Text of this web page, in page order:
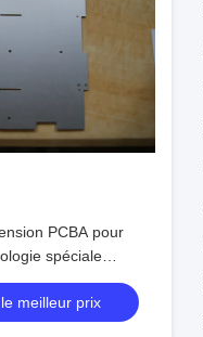
PCBA pour
spéciale
40KV 1 couche
meilleur prix